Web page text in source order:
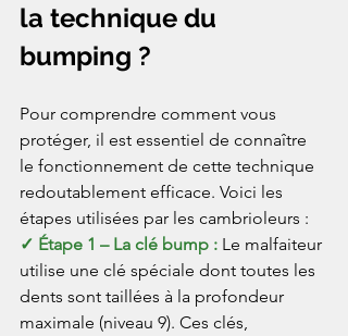
la technique du
bumping ?
Pour comprendre comment vous
protéger, il est essentiel de connaître
le fonctionnement de cette technique
redoutablement efficace. Voici les
étapes utilisées par les cambrioleurs :
✓ Étape 1 – La clé bump : Le malfaiteur
utilise une clé spéciale dont toutes les
dents sont taillées à la profondeur
maximale (niveau 9). Ces clés,